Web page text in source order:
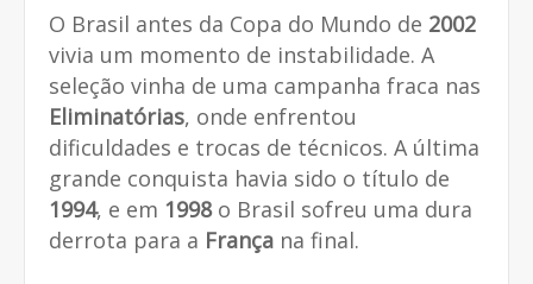
O Brasil antes da Copa do Mundo de 2002
vivia um momento de instabilidade. A
seleção vinha de uma campanha fraca nas
Eliminatórias, onde enfrentou
dificuldades e trocas de técnicos. A última
grande conquista havia sido o título de
1994, e em 1998o Brasil sofreu uma dura
derrota para a França na final.